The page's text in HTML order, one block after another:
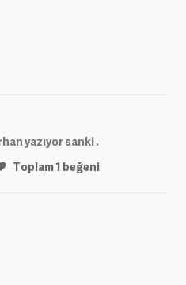
yazıyor sanki .
Toplam1 beğeni